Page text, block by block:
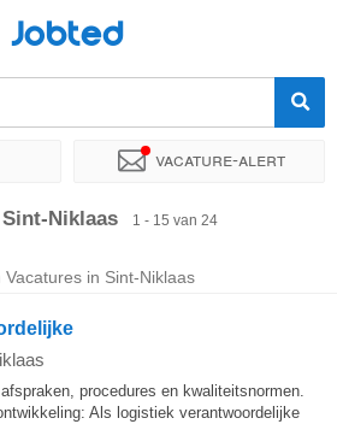
Jobted
Vacature-alert
Bedrijf Werkuren
Niklaas 1 - 15 van 24
in Sint-Niklaas
procedures en kwaliteitsnormen.
Als logistiek verantwoordelijke